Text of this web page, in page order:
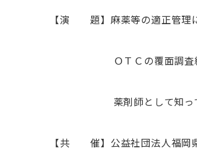
【演 題】麻薬等の適正管理
ＯＴＣの覆面調査結果の
薬剤師として知っておく
【共 催】公益社団法人福岡